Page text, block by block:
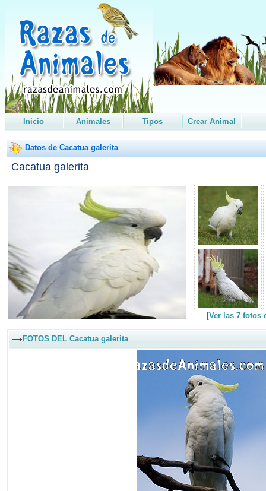
Inicio Animales Tipos Crear Animal
Datos de Cacatua galerita
Cacatua galerita
[Ver las 7 fotos
FOTOS DEL Cacatua galerita